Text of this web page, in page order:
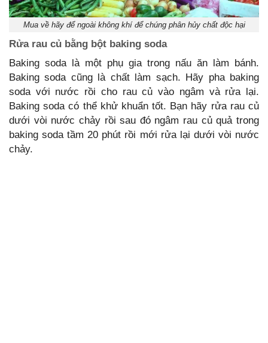
Mua về hãy để ngoài không khí để chúng phân hủy chất độc hại
Rửa rau củ bằng bột baking soda
Baking soda là một phụ gia trong nấu ăn làm bánh.
Baking soda cũng là chất làm sạch. Hãy pha baking
soda với nước rồi cho rau củ vào ngâm và rửa lại.
Baking soda có thể khử khuẩn tốt. Bạn hãy rửa rau củ
dưới vòi nước chảy rồi sau đó ngâm rau củ quả trong
baking soda tầm 20 phút rồi mới rửa lại dưới vòi nước
chảy.